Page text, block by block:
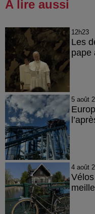
A lire aussi
12h23
Les
pape
5 août
4 août